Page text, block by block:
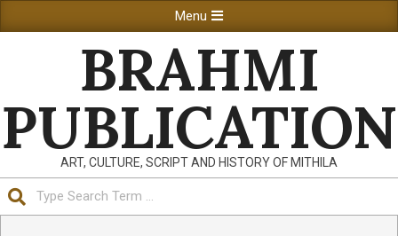
to
Navigation
Menu
BRAHMI
PUBLICATION
ART, CULTURE, SCRIPT AND HISTORY OF MITHILA